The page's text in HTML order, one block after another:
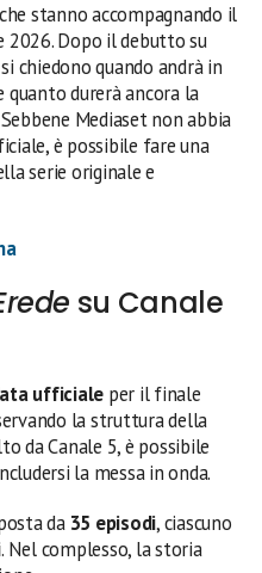
stanno accompagnando il
2026. Dopo il debutto su
chiedono quando andrà in
durerà ancora la
Mediaset non abbia
è possibile fare una
serie originale e
su Canale
ufficiale per il finale
la struttura della
da Canale 5, è possibile
la messa in onda.
da 35 episodi, ciascuno
. Nel complesso, la storia